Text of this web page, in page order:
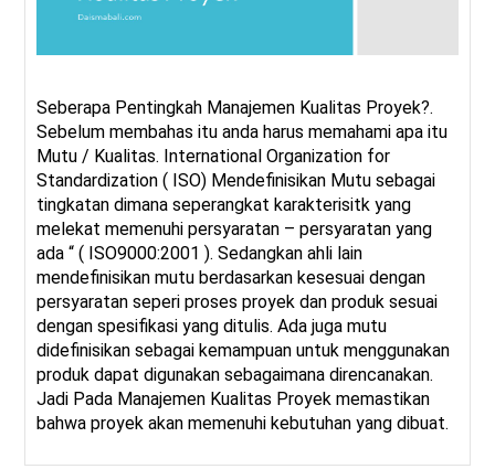
Seberapa Pentingkah Manajemen Kualitas Proyek?.
Sebelum membahas itu anda harus memahami apa itu
Mutu / Kualitas. International Organization for
Standardization ( ISO) Mendefinisikan Mutu sebagai
tingkatan dimana seperangkat karakterisitk yang
melekat memenuhi persyaratan – persyaratan yang
ada “ ( ISO9000:2001 ). Sedangkan ahli lain
mendefinisikan mutu berdasarkan kesesuai dengan
persyaratan seperi proses proyek dan produk sesuai
dengan spesifikasi yang ditulis. Ada juga mutu
didefinisikan sebagai kemampuan untuk menggunakan
produk dapat digunakan sebagaimana direncanakan.
Jadi Pada Manajemen Kualitas Proyek memastikan
bahwa proyek akan memenuhi kebutuhan yang dibuat.